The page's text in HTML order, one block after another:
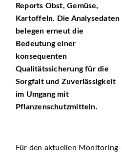
Reports Obst, Gemüse,
Kartoffeln. Die Analysedaten
belegen erneut die
Bedeutung einer
konsequenten
Qualitätssicherung für die
Sorgfalt und Zuverlässigkeit
im Umgang mit
Pflanzenschutzmitteln.
Für den aktuellen Monitoring-